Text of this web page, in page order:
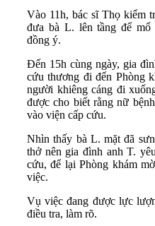
Vào 11h, bác sĩ Thọ kiểm
đưa bà L. lên tầng để
đồng ý.
Đến 15h cùng ngày, gia
cứu thương đi đến Phòng
người khiêng cáng đi
được cho biết rằng nữ
vào viện cấp cứu.
Nhìn thấy bà L. mặt đã
thở nên gia đình anh T.
cứu, để lại Phòng khám
việc.
Vụ việc đang được lực
điều tra, làm rõ.